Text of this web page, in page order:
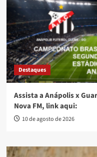
Destaques
Assista a Anápolis x
Nova FM, link aqui:
10 de agosto de 2026